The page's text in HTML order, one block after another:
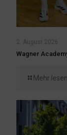
2. August 2026
Wagner
Mehr lesen